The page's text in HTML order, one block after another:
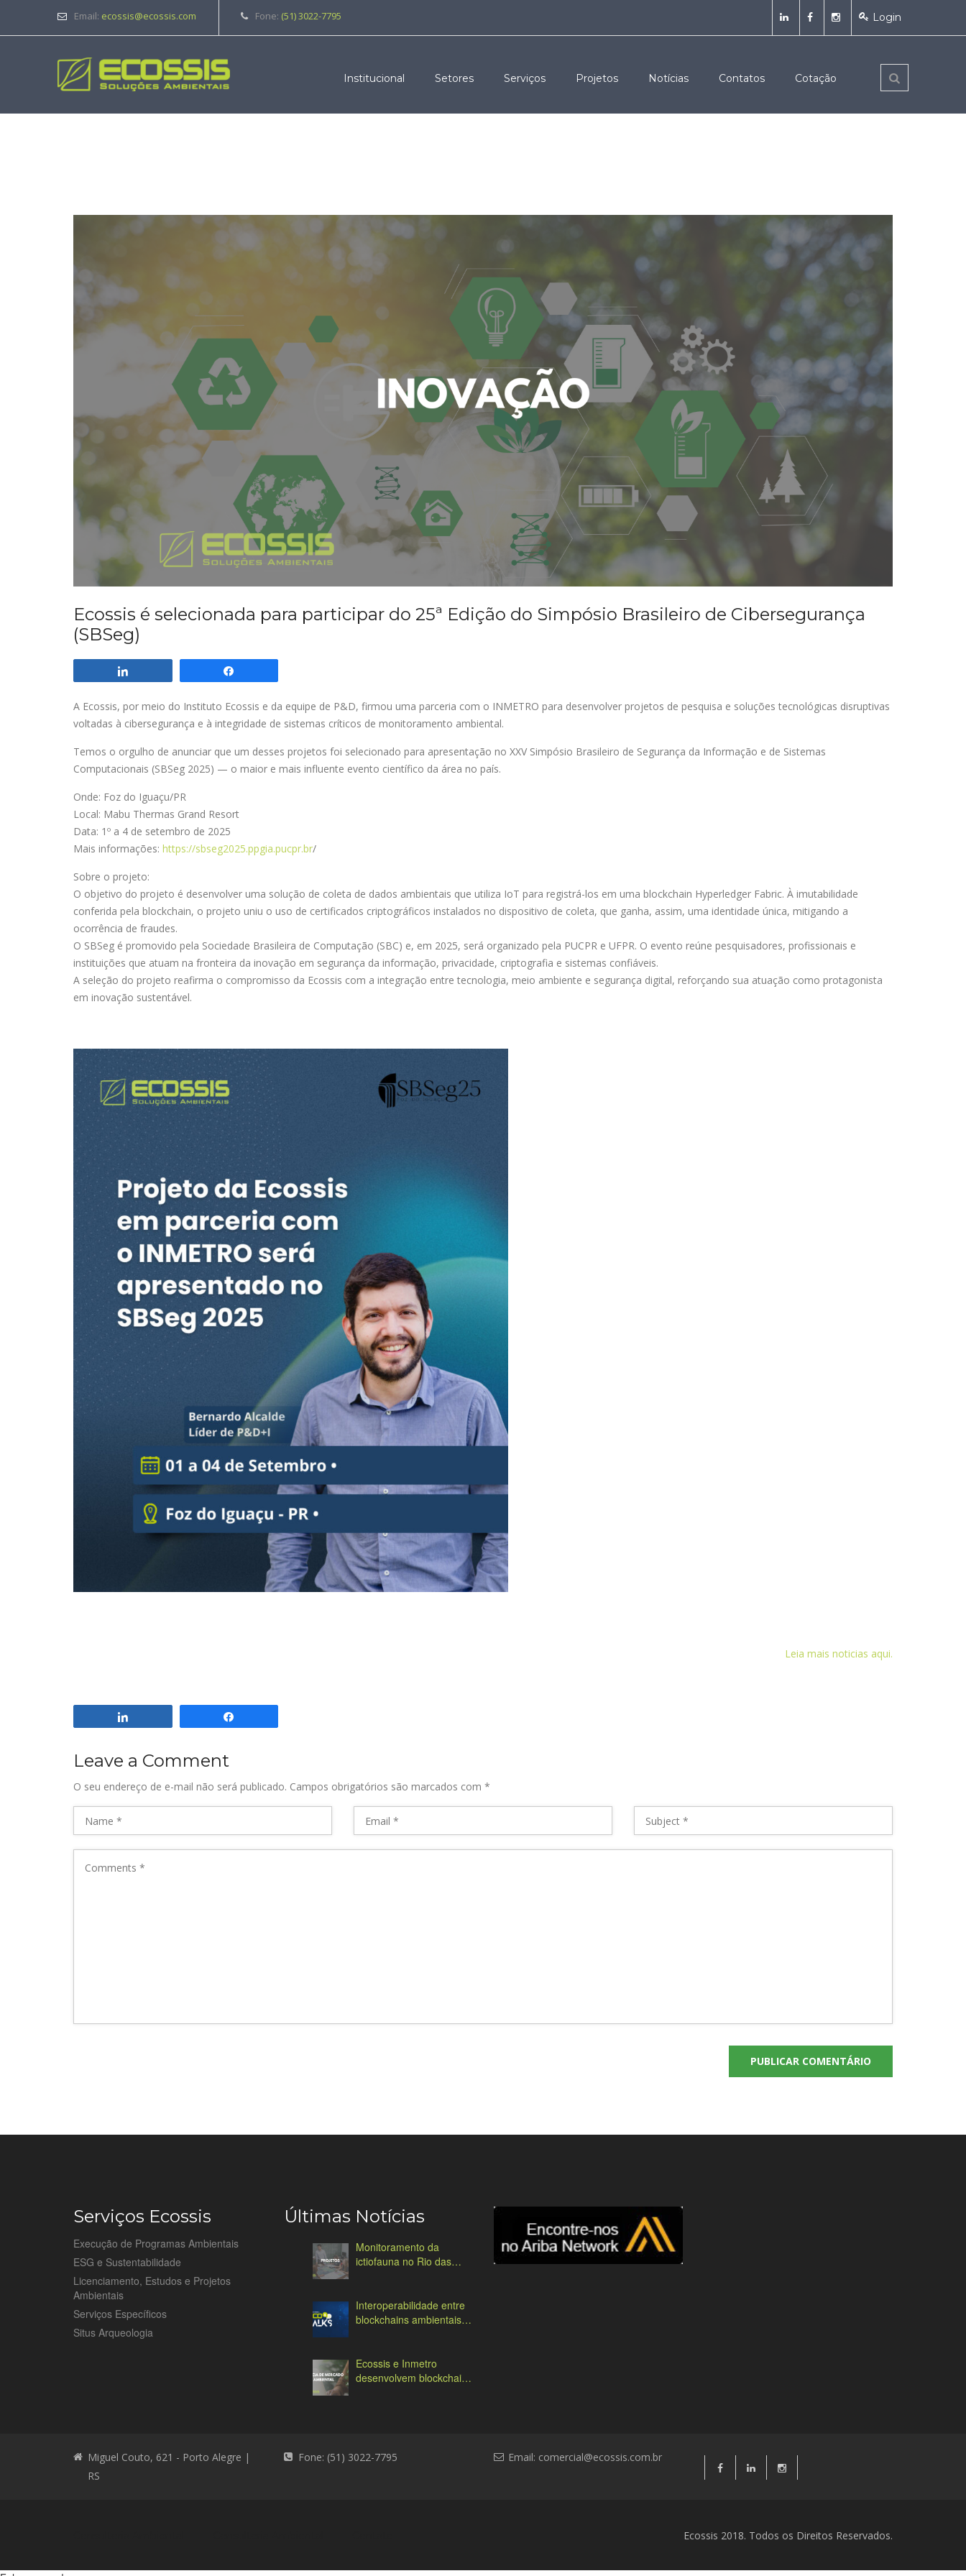
Email: ecossis@ecossis.com Fone: (51) 3022-7795 Login
Institucional Setores Serviços Projetos Notícias Contatos Cotação
Ecossis é selecionada para participar do 25ª Edição do Simpósio Brasileiro de Cibersegurança
(SBSeg)
A Ecossis, por meio do Instituto Ecossis e da equipe de P&D, firmou uma parceria com o INMETRO para desenvolver projetos de pesquisa e soluções tecnológicas disruptivas
voltadas à cibersegurança e à integridade de sistemas críticos de monitoramento ambiental.
Temos o orgulho de anunciar que um desses projetos foi selecionado para apresentação no XXV Simpósio Brasileiro de Segurança da Informação e de Sistemas
Computacionais (SBSeg 2025) — o maior e mais influente evento científico da área no país.
Onde: Foz do Iguaçu/PR
Local: Mabu Thermas Grand Resort
Data: 1º a 4 de setembro de 2025
Mais informações: https://sbseg2025.ppgia.pucpr.br/
Sobre o projeto:
O objetivo do projeto é desenvolver uma solução de coleta de dados ambientais que utiliza IoT para registrá-los em uma blockchain Hyperledger Fabric. À imutabilidade
conferida pela blockchain, o projeto uniu o uso de certificados criptográficos instalados no dispositivo de coleta, que ganha, assim, uma identidade única, mitigando a
ocorrência de fraudes.
O SBSeg é promovido pela Sociedade Brasileira de Computação (SBC) e, em 2025, será organizado pela PUCPR e UFPR. O evento reúne pesquisadores, profissionais e
instituições que atuam na fronteira da inovação em segurança da informação, privacidade, criptografia e sistemas confiáveis.
A seleção do projeto reafirma o compromisso da Ecossis com a integração entre tecnologia, meio ambiente e segurança digital, reforçando sua atuação como protagonista
em inovação sustentável.
Leia mais noticias aqui.
Leave a Comment
O seu endereço de e-mail não será publicado. Campos obrigatórios são marcados com *
Serviços Ecossis
Execução de Programas Ambientais
ESG e Sustentabilidade
Licenciamento, Estudos e Projetos
Ambientais
Serviços Específicos
Situs Arqueologia
Últimas Notícias
Monitoramento da
ictiofauna no Rio das
Interoperabilidade entre
blockchains ambientais:
Ecossis e Inmetro
desenvolvem blockchain
Miguel Couto, 621 - Porto Alegre |
RS
Fone: (51) 3022-7795 Email: comercial@ecossis.com.br
Ecossis 2018. Todos os Direitos Reservados.